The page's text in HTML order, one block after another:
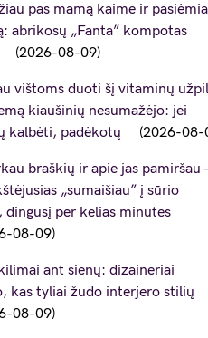
pas mamą kaime ir
abrikosų „Fanta” kompotas
2026-08-09
vištoms duoti šį vitaminų
kiaušinių nesumažėjo: jei
kalbėti, padėkotų
2026-08-
braškių ir apie jas
„sumaišiau” į sūrio
dingusį per kelias minutes
08-09
ant sienų: dizaineriai
kas tyliai žudo interjero stilių
08-09